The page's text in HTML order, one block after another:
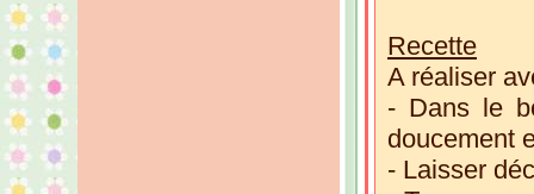
Recette
A réaliser
- Dans le
doucement
- Laisser